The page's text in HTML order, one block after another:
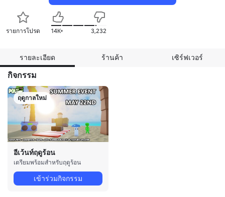
รายการโปรด 14K+ 3,232
รายละเอียด ร้านค้า เซิร์ฟเวอร์
กิจกรรม
ฤดูกาลใหม่
อีเว้นท์ฤดูร้อน
เตรียมพร้อมสำหรับฤดูร้อน
เข้าร่วมกิจกรรม